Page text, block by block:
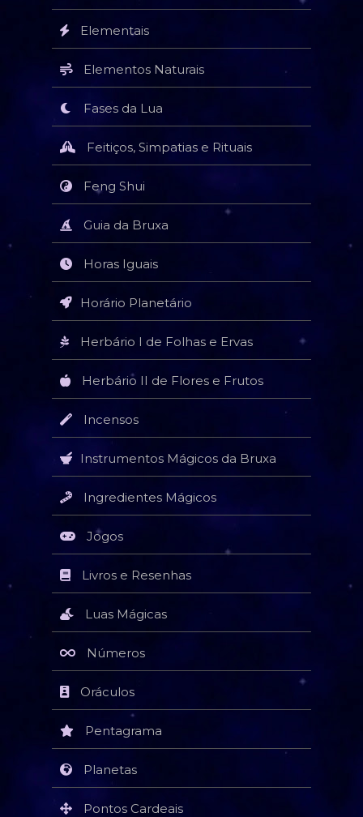
Elementais
Elementos Naturais
Fases da Lua
Feitiços, Simpatias e Rituais
Feng Shui
Guia da Bruxa
Horas Iguais
Horário Planetário
Herbário I de Folhas e Ervas
Herbário II de Flores e Frutos
Incensos
Instrumentos Mágicos da Bruxa
Ingredientes Mágicos
Jogos
Livros e Resenhas
Luas Mágicas
Números
Oráculos
Pentagrama
Planetas
Pontos Cardeais